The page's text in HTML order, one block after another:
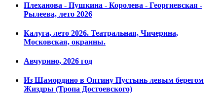
Плеханова - Пушкина - Королева - Георгиевская -
Рылеева, лето 2026
Калуга, лето 2026. Театральная, Чичерина,
Московская, окраины.
Авчурино, 2026 год
Из Шамордино в Оптину Пустынь левым берегом
Жиздры (Тропа Достоевского)